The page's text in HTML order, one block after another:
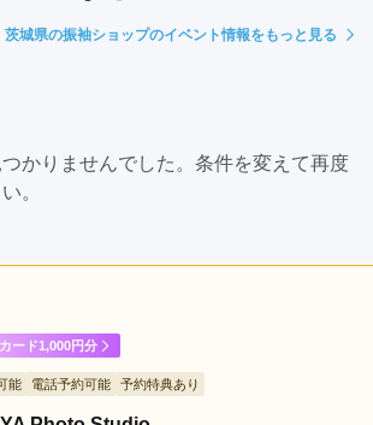
茨城県の振袖ショップのイベント情報をもっと見る
かりませんでした。条件を変えて再度
。
ード1,000円分
能 電話予約可能 予約特典あり